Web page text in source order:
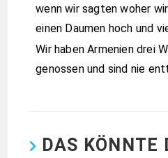
wenn wir sagten woher
einen Daumen hoch und
Wir haben Armenien drei
genossen und sind nie
DAS KÖNNTE